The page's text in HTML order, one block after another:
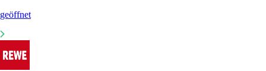
geöffnet